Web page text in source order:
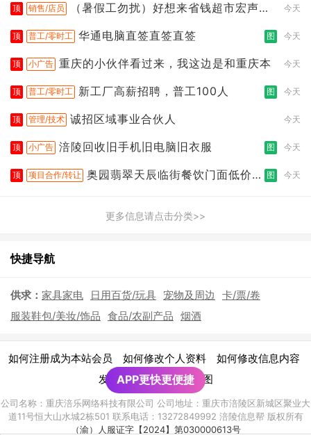
顶 销售/店员
（暑假工勿扰）好想来省钱超市宏声桥
今天
顶 普工/零时工 华通电脑直签直签直签 图 今天
顶 小广告 重庆的小伙伴看过来，我这边是和重庆本 今天
顶 普工/零时工 新工厂高薪招聘，普工100人 图 今天
顶 管理/技术 诚招区域事业合伙人 今天
顶 小广告 涪陵回收旧手机旧电脑旧衣服 图 今天
顶 项目合作/转让 奥园翡翠天辰临街餐饮门面低价转
图 今天
更多信息请点击分类>>
快捷导航
供求： 家具家电 日用百货/玩具 宠物及周边
卡/票/卷
服装鞋包/美妆/饰品 食品/农副产品 烟酒
如何注册成为本站会员 如何修改个人资料 如何修改信息内容
发布广告须知 | 网站地图
公司名称：重庆涪乐网络科技有限公司 公司地址：重庆市涪陵区新城区聚业大
道11号恒大山水城2栋501 联系电话：13272849992 涪陵信息帮 版权所有
（渝）人服证字【2024】第030000613号
APP更快更便捷